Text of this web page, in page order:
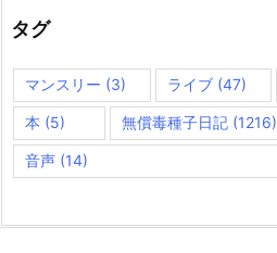
タグ
マンスリー (3) ライブ(47)
本 (5) 無償毒種子日記(1216)
音声 (14)